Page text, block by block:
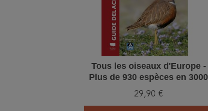
Tous les oiseaux d'Europe -
Plus de 930 espèces en 3000
photos
29,90 €